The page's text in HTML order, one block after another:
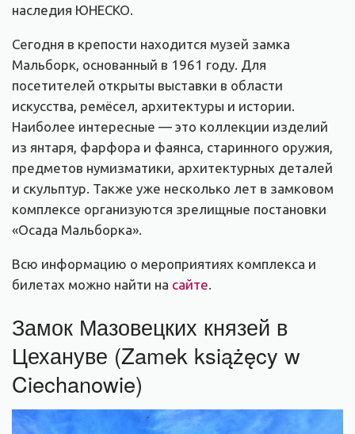
наследия ЮНЕСКО.
Сегодня в крепости находится музей замка
Мальборк, основанный в 1961 году. Для
посетителей открыты выставки в области
искусства, ремёсел, архитектуры и истории.
Наиболее интересные — это коллекции изделий
из янтаря, фарфора и фаянса, старинного оружия,
предметов нумизматики, архитектурных деталей
и скульптур. Также уже несколько лет в замковом
комплексе организуются зрелищные постановки
«Осада Мальборка».
Всю информацию о мероприятиях комплекса и
билетах можно найти на сайте
Замок Мазовецких князей в
Цехануве (Zamek książęcy w
Ciechanowie)